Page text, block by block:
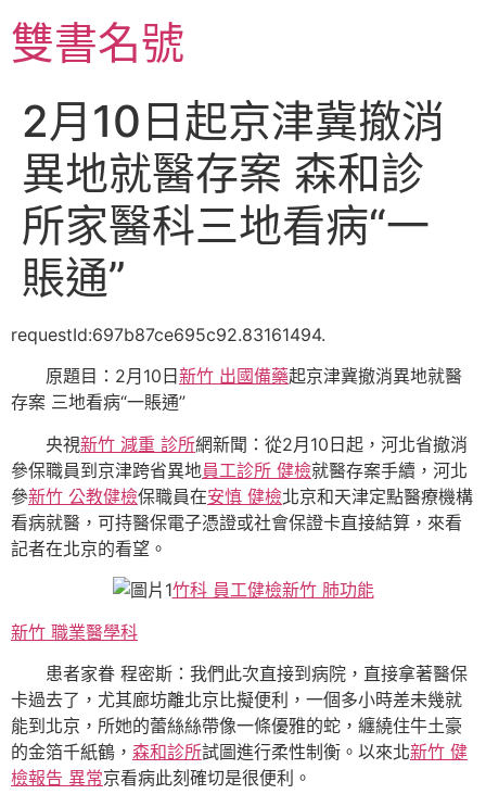
至
主雙書名號
2月10日起京津冀撤消
異地就醫存案 森和診
所家醫科三地看病“一
賬通”
requestId:697b87ce695c92.83161494.
原題目：2月10日 新竹 出國備藥起京津冀撤消異地就醫
存案 三地看病“一賬通”
央視新竹 減重 診所網新聞：從2月10日起，河北省撤消
參保職員到京津跨省異地員工診所 健檢就醫存案手續，河北
參新竹 公教健檢保職員在安慎 健檢北京和天津定點醫療機構
看病就醫，可持醫保電子憑證或社會保證卡直接結算，來看
記者在北京的看望。
竹科 員工健檢新竹 肺功能
新竹 職業醫學科
患者家眷 程密斯：我們此次直接到病院，直接拿著醫保
卡過去了，尤其廊坊離北京比擬便利，一個多小時差未幾就
能到北京，所她的蕾絲絲帶像一條優雅的蛇，纏繞住牛土豪
的金箔千紙鶴， 森和診所試圖進行柔性制衡。以來北新竹 健
檢報告 異常京看病此刻確切是很便利。